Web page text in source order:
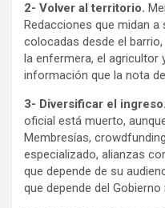
2- Volver al territorio.
Redacciones que midan
colocadas desde el
la enfermera, el
información que la nota
3- Diversificar el ingreso.
oficial está muerto,
Membresías,
especializado, alianzas
que depende de su
que depende del